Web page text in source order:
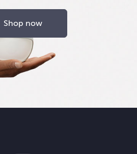
Shop now